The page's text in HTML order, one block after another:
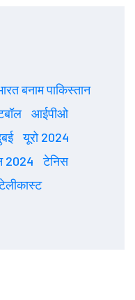
बनाम पाकिस्तान
आईपीओ
यूरो 2024
2024
टेनिस